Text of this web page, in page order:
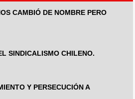
CAMBIÓ DE NOMBRE PERO
SINDICALISMO CHILENO.
Y PERSECUCIÓN A